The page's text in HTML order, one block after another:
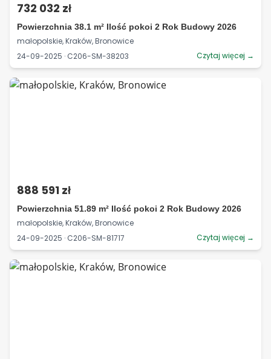
732 032 zł
Powierzchnia 38.1 m² Ilość pokoi 2 Rok Budowy 2026
małopolskie, Kraków, Bronowice
24-09-2025 · C206-SM-38203
Czytaj więcej →
888 591 zł
Powierzchnia 51.89 m² Ilość pokoi 2 Rok Budowy 2026
małopolskie, Kraków, Bronowice
24-09-2025 · C206-SM-81717
Czytaj więcej →